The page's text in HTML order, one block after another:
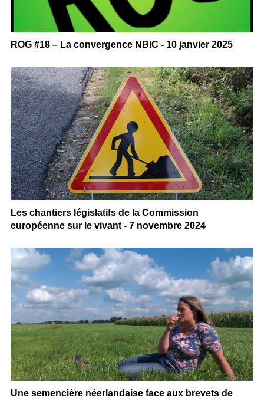
ROG #18 – La convergence NBIC - 10 janvier 2025
Les chantiers législatifs de la Commission
européenne sur le vivant - 7 novembre 2024
Une semencière néerlandaise face aux brevets de